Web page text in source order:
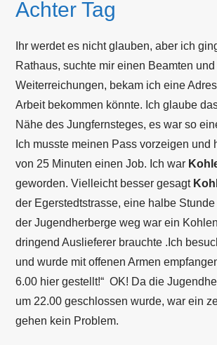
Achter Tag
Ihr werdet es nicht glauben, aber ich
Rathaus, suchte mir einen Beamten und
Weiterreichungen, bekam ich eine
Arbeit bekommen könnte. Ich glaube
Nähe des Jungfernsteges, es war so
Ich musste meinen Pass vorzeigen und
von 25 Minuten einen Job. Ich war
geworden. Vielleicht besser gesagt
der Egerstedtstrasse, eine halbe
der Jugendherberge weg war ein
dringend Auslieferer brauchte .Ich
und wurde mit offenen Armen
6.00 hier gestellt!“ OK! Da die
um 22.00 geschlossen wurde, war ein
gehen kein Problem.